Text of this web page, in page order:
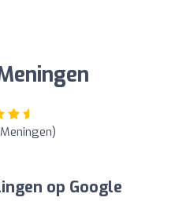
op Google